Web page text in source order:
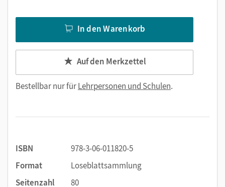
In den Warenkorb
Auf den Merkzettel
Bestellbar nur fürLehrpersonen und Schulen.
ISBN
978-3-06-011820-5
Format
Loseblattsammlung
Seitenzahl
80